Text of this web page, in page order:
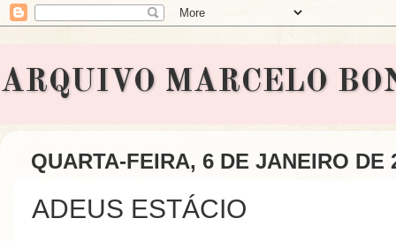
ARQUIVO MARCELO
QUARTA-FEIRA, 6 DE JANEIRO DE
ADEUS ESTÁCIO